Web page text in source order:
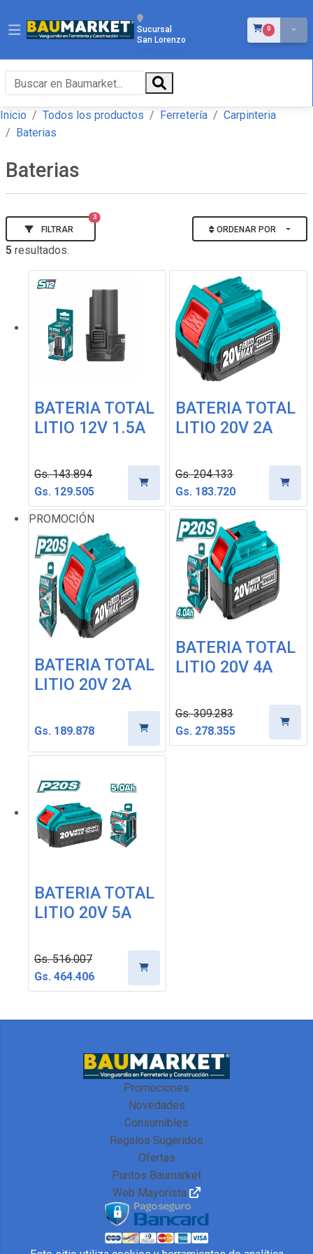
Sucursal
San Lorenzo
0ÍTEMS EN EL
Inicio Todos los productos Ferretería
Carpinteria
Baterias
Baterias
FILTRAR
3
ORDENAR POR
5 resultados.
BATERIA TOTAL
LITIO 12V 1.5A
Gs. 143.894
Gs. 129.505
BATERIA TOTAL
LITIO 20V 2A
Gs. 204.133
Gs. 183.720
PROMOCIÓN
BATERIA TOTAL
LITIO 20V 2A
Gs. 189.878
BATERIA TOTAL
LITIO 20V 4A
Gs. 309.283
Gs. 278.355
BATERIA TOTAL
LITIO 20V 5A
Gs. 516.007
Gs. 464.406
Promociones
Novedades
Consumibles
Regalos Sugeridos
Ofertas
Puntos Baumarket
Web Mayorista